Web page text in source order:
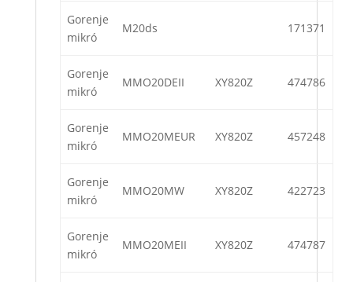
Gorenje
mikró
M20ds 171371
Gorenje
mikró
MMO20DEII XY820Z 474786
Gorenje
mikró
MMO20MEUR XY820Z 457248
Gorenje
mikró
MMO20MW XY820Z 422723
Gorenje
mikró
MMO20MEII XY820Z 474787